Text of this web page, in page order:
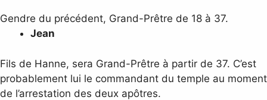
Gendre du précédent, Grand-Prêtre de 18 à 37.
Jean
Fils de Hanne, sera Grand-Prêtre à partir de 37. C’est
probablement lui le commandant du temple au moment
de l’arrestation des deux apôtres.